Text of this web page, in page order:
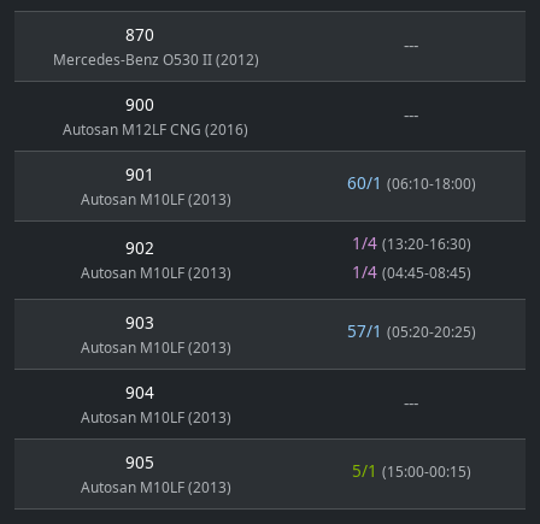
870
Mercedes-Benz O530 II (2012)
---
900
Autosan M12LF CNG (2016)
---
901
Autosan M10LF (2013)
60/1 (06:10-18:00)
902
Autosan M10LF (2013)
1/4 (13:20-16:30)
1/4 (04:45-08:45)
903
Autosan M10LF (2013)
57/1 (05:20-20:25)
904
Autosan M10LF (2013)
---
905
Autosan M10LF (2013)
5/1 (15:00-00:15)